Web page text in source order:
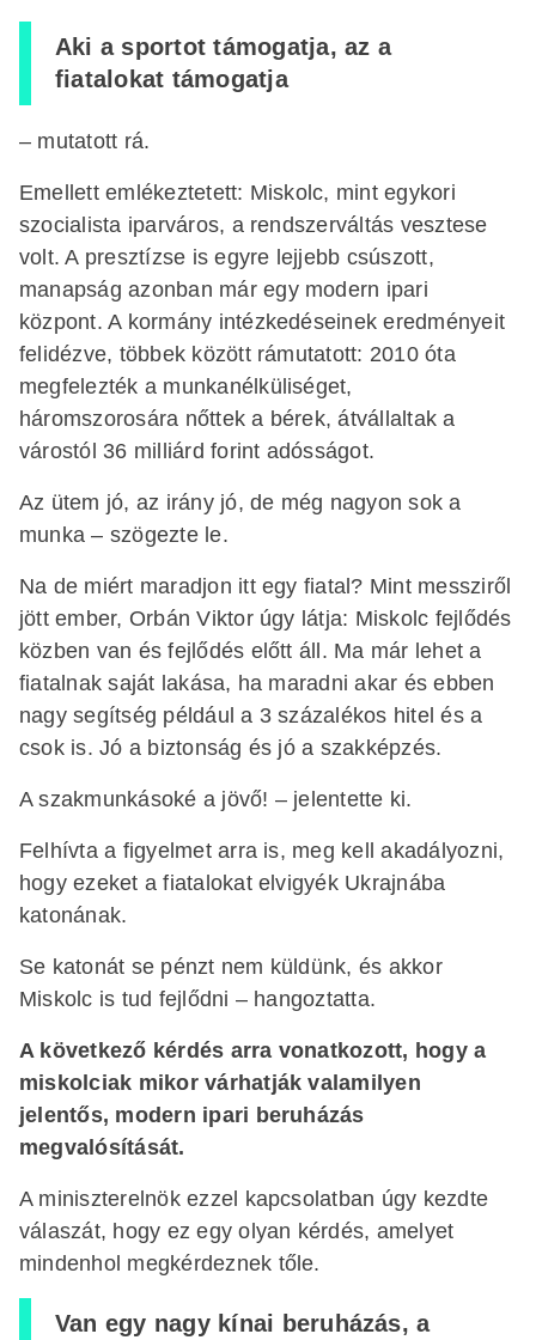
Aki a sportot támogatja, az a
fiatalokat támogatja
– mutatott rá.
Emellett emlékeztetett: Miskolc, mint egykori
szocialista iparváros, a rendszerváltás vesztese
volt. A presztízse is egyre lejjebb csúszott,
manapság azonban már egy modern ipari
központ. A kormány intézkedéseinek eredményeit
felidézve, többek között rámutatott: 2010 óta
megfelezték a munkanélküliséget,
háromszorosára nőttek a bérek, átvállaltak a
várostól 36 milliárd forint adósságot.
Az ütem jó, az irány jó, de még nagyon sok a
munka – szögezte le.
Na de miért maradjon itt egy fiatal? Mint messziről
jött ember, Orbán Viktor úgy látja: Miskolc fejlődés
közben van és fejlődés előtt áll. Ma már lehet a
fiatalnak saját lakása, ha maradni akar és ebben
nagy segítség például a 3 százalékos hitel és a
csok is. Jó a biztonság és jó a szakképzés.
A szakmunkásoké a jövő! – jelentette ki.
Felhívta a figyelmet arra is, meg kell akadályozni,
hogy ezeket a fiatalokat elvigyék Ukrajnába
katonának.
Se katonát se pénzt nem küldünk, és akkor
Miskolc is tud fejlődni – hangoztatta.
A következő kérdés arra vonatkozott, hogy a
miskolciak mikor várhatják valamilyen
jelentős, modern ipari beruházás
megvalósítását.
A miniszterelnök ezzel kapcsolatban úgy kezdte
válaszát, hogy ez egy olyan kérdés, amelyet
mindenhol megkérdeznek tőle.
Van egy nagy kínai beruházás, a